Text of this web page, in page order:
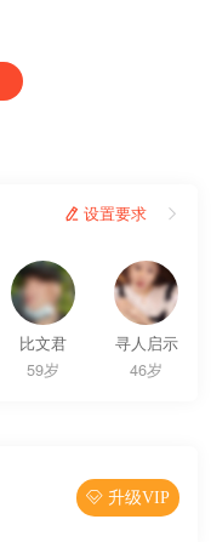
 设置要求 
比文君
59岁
寻人启示
46岁
 升级VIP